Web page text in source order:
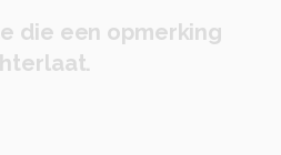
die een opmerking